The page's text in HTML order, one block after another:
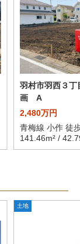
羽村市羽西３丁
画 A
2,480万円
青梅線 小作 徒
141.46m² /
土地